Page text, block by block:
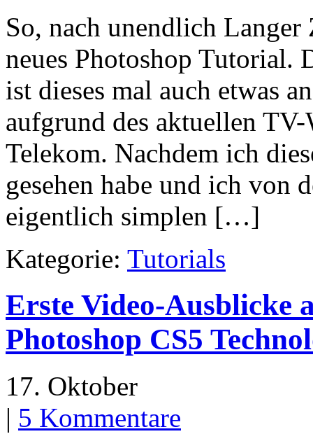
So, nach unendlich
neues Photoshop Tutorial.
ist dieses mal auch etwas
aufgrund des aktuellen TV-
Telekom. Nachdem ich
gesehen habe und ich von
eigentlich simplen […]
Kategorie: Tutorials
Erste Video-Ausblicke
Photoshop CS5
17. Oktober
| 5 Kommentare